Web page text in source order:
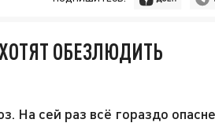
ОБЕЗЛЮДИТЬ
На сей раз всё гораздо